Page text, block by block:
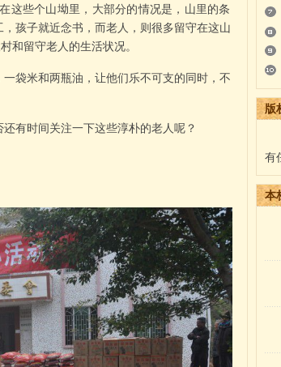
这些个山坳里，大部分的情况是，山里的条
孩子就近念书，而老人，则很多留守在这山
和留守老人的生活状况。
袋米和两瓶油，让他们乐不可支的同时，不
有时间关注一下这些淳朴的老人呢？
版
有
本